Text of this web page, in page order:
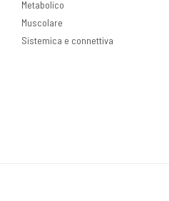
Metabolico
Muscolare
Sistemica e connettiva